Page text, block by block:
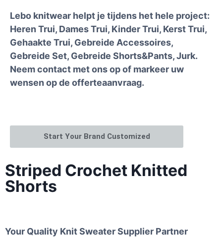
Lebo knitwear helpt je tijdens het hele project:
Heren Trui, Dames Trui, Kinder Trui, Kerst Trui,
Gehaakte Trui, Gebreide Accessoires,
Gebreide Set, Gebreide Shorts&Pants, Jurk.
Neem contact met ons op of markeer uw
wensen op de offerteaanvraag.
Start Your Brand Customized
Striped Crochet Knitted
Shorts
Your Quality Knit Sweater Supplier Partner